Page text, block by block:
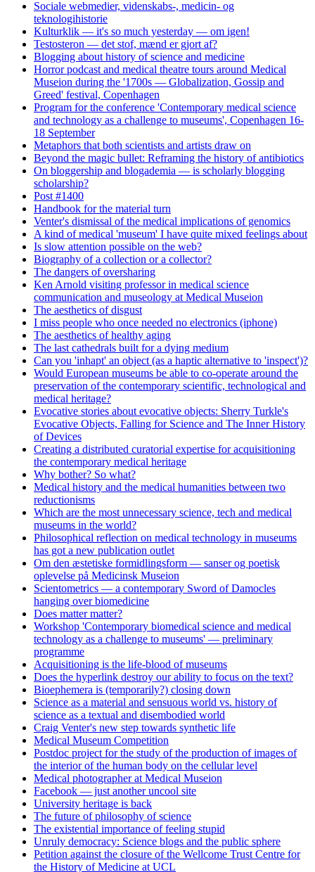
Sociale webmedier, videnskabs-, medicin- og
teknologihistorie
Kulturklik — it's so much yesterday — om igen!
Testosteron — det stof, mænd er gjort af?
Blogging about history of science and medicine
Horror podcast and medical theatre tours around Medical
Museion during the '1700s — Globalization, Gossip and
Greed' festival, Copenhagen
Program for the conference 'Contemporary medical science
and technology as a challenge to museums', Copenhagen 16-
18 September
Metaphors that both scientists and artists draw on
Beyond the magic bullet: Reframing the history of antibiotics
On bloggership and blogademia — is scholarly blogging
scholarship?
Post #1400
Handbook for the material turn
Venter's dismissal of the medical implications of genomics
A kind of medical 'museum' I have quite mixed feelings about
Is slow attention possible on the web?
Biography of a collection or a collector?
The dangers of oversharing
Ken Arnold visiting professor in medical science
communication and museology at Medical Museion
The aesthetics of disgust
I miss people who once needed no electronics (iphone)
The aesthetics of healthy aging
The last cathedrals built for a dying medium
Can you 'inhapt' an object (as a haptic alternative to 'inspect')?
Would European museums be able to co-operate around the
preservation of the contemporary scientific, technological and
medical heritage?
Evocative stories about evocative objects: Sherry Turkle's
Evocative Objects, Falling for Science and The Inner History
of Devices
Creating a distributed curatorial expertise for acquisitioning
the contemporary medical heritage
Why bother? So what?
Medical history and the medical humanities between two
reductionisms
Which are the most unnecessary science, tech and medical
museums in the world?
Philosophical reflection on medical technology in museums
has got a new publication outlet
Om den æstetiske formidlingsform — sanser og poetisk
oplevelse på Medicinsk Museion
Scientometrics — a contemporary Sword of Damocles
hanging over biomedicine
Does matter matter?
Workshop 'Contemporary biomedical science and medical
technology as a challenge to museums' — preliminary
programme
Acquisitioning is the life-blood of museums
Does the hyperlink destroy our ability to focus on the text?
Bioephemera is (temporarily?) closing down
Science as a material and sensuous world vs. history of
science as a textual and disembodied world
Craig Venter's new step towards synthetic life
Medical Museum Competition
Postdoc project for the study of the production of images of
the interior of the human body on the cellular level
Medical photographer at Medical Museion
Facebook — just another uncool site
University heritage is back
The future of philosophy of science
The existential importance of feeling stupid
Unruly democracy: Science blogs and the public sphere
Petition against the closure of the Wellcome Trust Centre for
the History of Medicine at UCL